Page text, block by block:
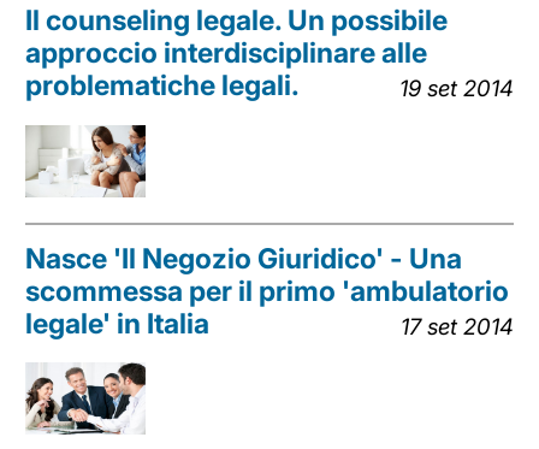
Il counseling legale. Un possibile
approccio interdisciplinare alle
problematiche legali.
19 set 2014
Nasce 'Il Negozio Giuridico' - Una
scommessa per il primo 'ambulatorio
legale' in Italia
17 set 2014